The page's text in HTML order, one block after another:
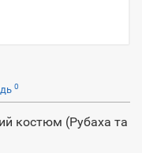
0
костюм (Рубаха та